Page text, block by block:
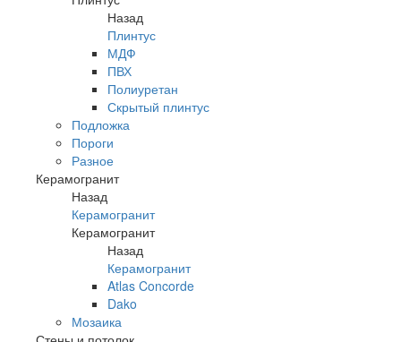
Назад
Плинтус
МДФ
ПВХ
Полиуретан
Скрытый плинтус
Подложка
Пороги
Разное
Керамогранит
Назад
Керамогранит
Керамогранит
Назад
Керамогранит
Atlas Concorde
Dako
Мозаика